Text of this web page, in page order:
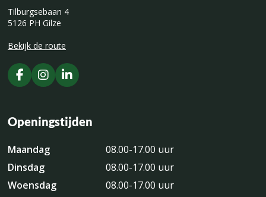
Tilburgsebaan 4
5126 PH Gilze
Bekijk de route
Openingstijden
Maandag
08.00-17.00 uur
Dinsdag
08.00-17.00 uur
Woensdag
08.00-17.00 uur